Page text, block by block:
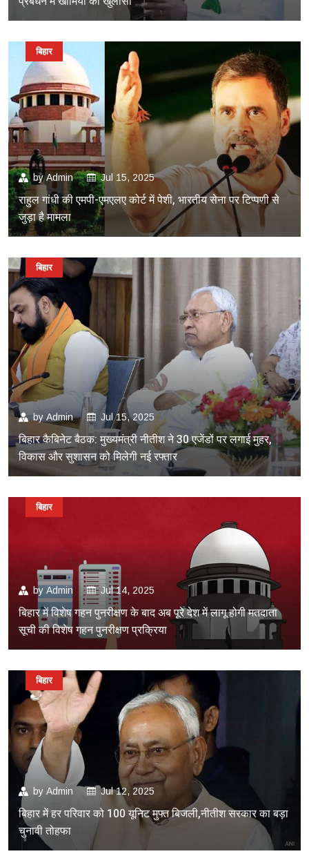
byAdmin Jul 15, 2025
राहुल गांधी की एमपी-एमएलए कोर्ट में पेशी, भारतीय सेना पर टिप्पणी से
जुड़ा है मामला
बिहार
by Admin Jul 15, 2025
बिहार कैबिनेट बैठक: मुख्यमंत्री नीतीश ने 30 एजेंडों पर लगाई मुहर,
विकास और सुशासन को मिलेगी नई रफ्तार
बिहार
by Admin Jul 14, 2025
बिहार में विशेष गहन पुनरीक्षण के बाद अब पूरे देश में लागू होगी मतदाता
सूची की विशेष गहन पुनरीक्षण प्रक्रिया
बिहार
by Admin Jul 12, 2025
बिहार में हर परिवार को 100 यूनिट मुफ्त बिजली,नीतीश सरकार का बड़ा
चुनावी तोहफा
बिहार